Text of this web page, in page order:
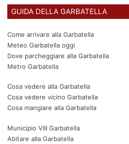
GUIDA DELLA GARBATELLA
Come arrivare alla Garbatella
Meteo Garbatella oggi
Dove parcheggiare alla Garbatella
Metro Garbatella
Cosa vedere alla Garbatella
Cosa vedere vicino Garbatella
Cosa mangiare alla Garbatella
Municipio VIII Garbatella
Abitare alla Garbatella